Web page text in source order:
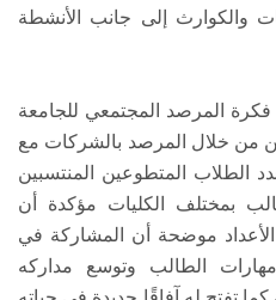
والكوارث إلى جانب الأنشطة
المرصد المجتمعي للجامعة
من خلال المرصد بالشركات مع
الطلاب المتطوعين المنتسبين
عن ٨٠ ألف طالب بمختلف الكليات مؤكدة أن
موضحة أن المشاركة في
الطالب وتوسع مداركه